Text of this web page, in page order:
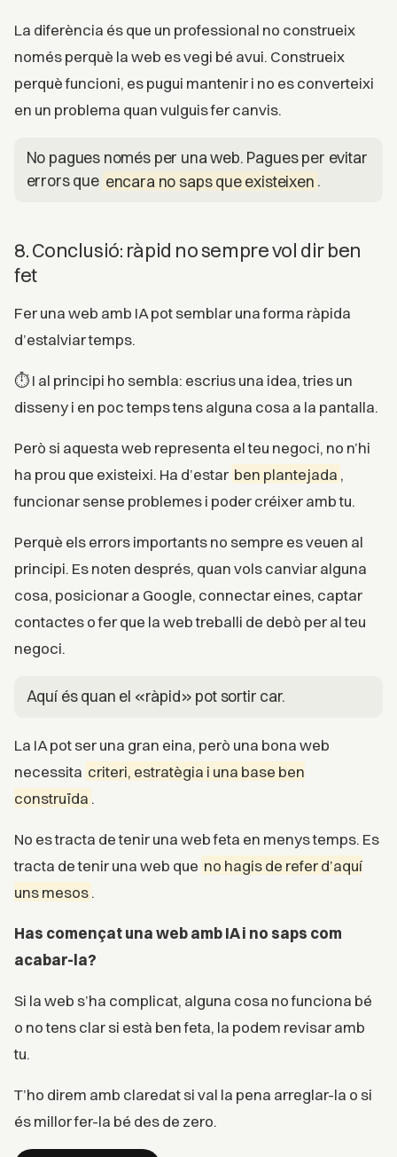
La diferència és que un professional no construeix
només perquè la web es vegi bé avui. Construeix
perquè funcioni, es pugui mantenir i no es converteixi
en un problema quan vulguis fer canvis.
No pagues només per una web. Pagues per evitar
errors que encara no saps que existeixen .
8. Conclusió: ràpid no sempre vol dir ben
fet
Fer una web amb IA pot semblar una forma ràpida
d’estalviar temps.
⏱️ I al principi ho sembla: escrius una idea, tries un
disseny i en poc temps tens alguna cosa a la pantalla.
Però si aquesta web representa el teu negoci, no n’hi
ha prou que existeixi. Ha d’estar ben plantejada ,
funcionar sense problemes i poder créixer amb tu.
Perquè els errors importants no sempre es veuen al
principi. Es noten després, quan vols canviar alguna
cosa, posicionar a Google, connectar eines, captar
contactes o fer que la web treballi de debò per al teu
negoci.
Aquí és quan el «ràpid» pot sortir car.
La IA pot ser una gran eina, però una bona web
necessita criteri, estratègia i una base ben
construïda .
No es tracta de tenir una web feta en menys temps. Es
tracta de tenir una web que no hagis de refer d’aquí
uns mesos.
Has començat una web amb IA i no saps com
acabar-la?
Si la web s’ha complicat, alguna cosa no funciona bé
o no tens clar si està ben feta, la podem revisar amb
tu.
T’ho direm amb claredat si val la pena arreglar-la o si
és millor fer-la bé des de zero.